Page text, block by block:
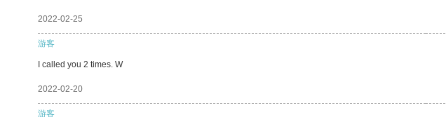
2022-02-25
游客
I called you 2 times. W
2022-02-20
游客